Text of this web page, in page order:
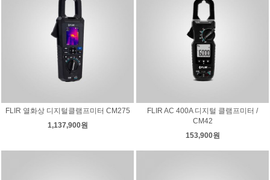
FLIR 열화상 디지털클램프미터 CM275
1,137,900원
FLIR AC 400A 디지털 클램프미터 /
CM42
153,900원